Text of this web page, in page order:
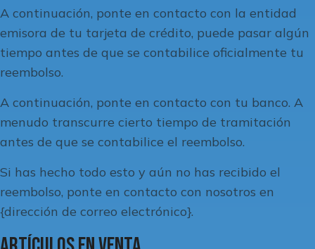
A continuación, ponte en contacto con la entidad
emisora de tu tarjeta de crédito, puede pasar algún
tiempo antes de que se contabilice oficialmente tu
reembolso.
A continuación, ponte en contacto con tu banco. A
menudo transcurre cierto tiempo de tramitación
antes de que se contabilice el reembolso.
Si has hecho todo esto y aún no has recibido el
reembolso, ponte en contacto con nosotros en
{dirección de correo electrónico}.